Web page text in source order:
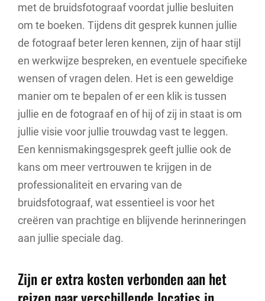
met de bruidsfotograaf voordat jullie besluiten
om te boeken. Tijdens dit gesprek kunnen jullie
de fotograaf beter leren kennen, zijn of haar stijl
en werkwijze bespreken, en eventuele specifieke
wensen of vragen delen. Het is een geweldige
manier om te bepalen of er een klik is tussen
jullie en de fotograaf en of hij of zij in staat is om
jullie visie voor jullie trouwdag vast te leggen.
Een kennismakingsgesprek geeft jullie ook de
kans om meer vertrouwen te krijgen in de
professionaliteit en ervaring van de
bruidsfotograaf, wat essentieel is voor het
creëren van prachtige en blijvende herinneringen
aan jullie speciale dag.
Zijn er extra kosten verbonden aan het